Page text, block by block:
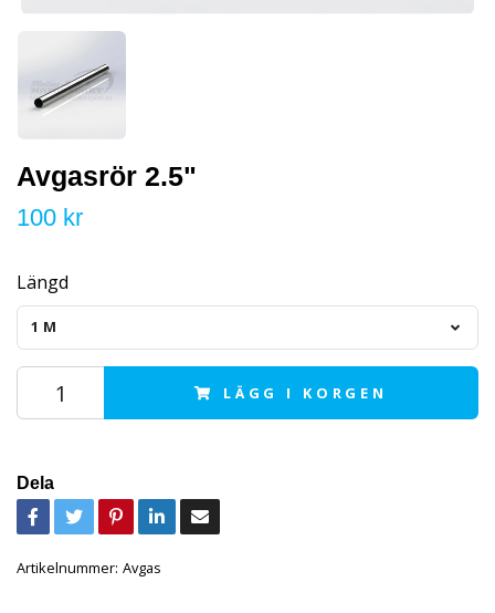
Avgasrör 2.5"
100 kr
Längd
1M
LÄGG I KORGEN
Dela
Artikelnummer: Avgas